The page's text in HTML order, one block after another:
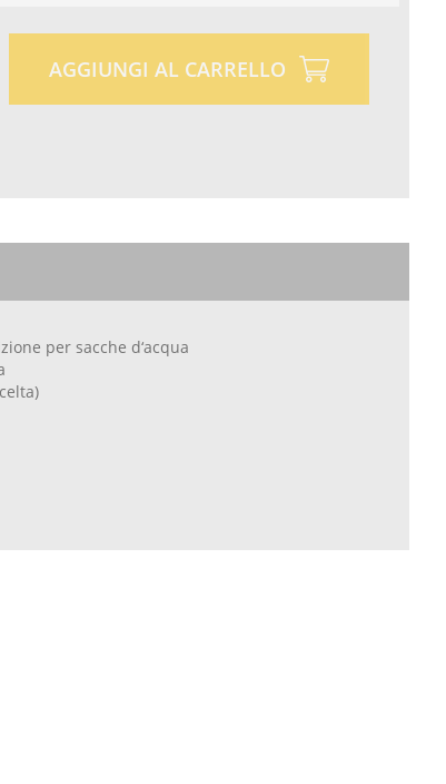
AGGIUNGI AL CARRELLO
per sacche d‘acqua